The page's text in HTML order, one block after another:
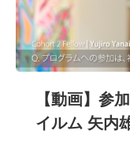
【動画】参
イルム 矢内